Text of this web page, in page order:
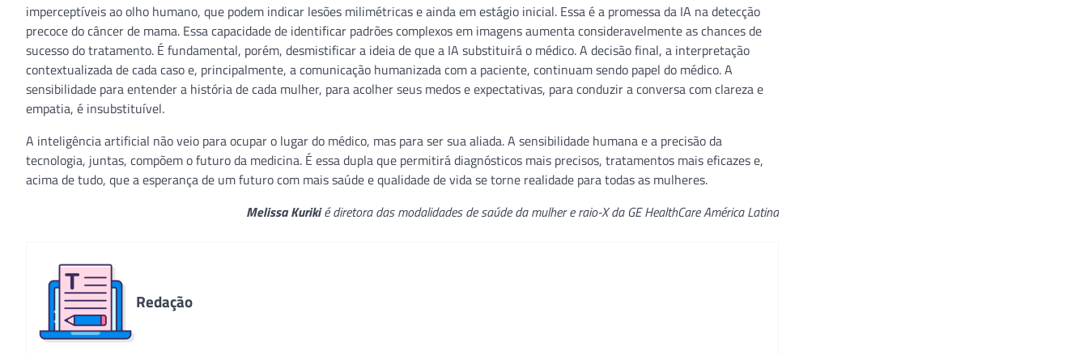
imperceptíveis ao olho humano, que podem indicar lesões milimétricas e ainda em estágio inicial. Essa é a promessa da IA na detecção
precoce do câncer de mama. Essa capacidade de identificar padrões complexos em imagens aumenta consideravelmente as chances de
sucesso do tratamento. É fundamental, porém, desmistificar a ideia de que a IA substituirá o médico. A decisão final, a interpretação
contextualizada de cada caso e, principalmente, a comunicação humanizada com a paciente, continuam sendo papel do médico. A
sensibilidade para entender a história de cada mulher, para acolher seus medos e expectativas, para conduzir a conversa com clareza e
empatia, é insubstituível.
A inteligência artificial não veio para ocupar o lugar do médico, mas para ser sua aliada. A sensibilidade humana e a precisão da
tecnologia, juntas, compõem o futuro da medicina. É essa dupla que permitirá diagnósticos mais precisos, tratamentos mais eficazes e,
acima de tudo, que a esperança de um futuro com mais saúde e qualidade de vida se torne realidade para todas as mulheres.
Melissa Kurikié diretora das modalidades de saúde da mulher e raio-X da GE HealthCare América Latina
Redação